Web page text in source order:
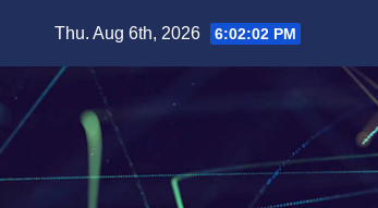
content
Thu. Aug 6th, 2026 6:02:03 PM